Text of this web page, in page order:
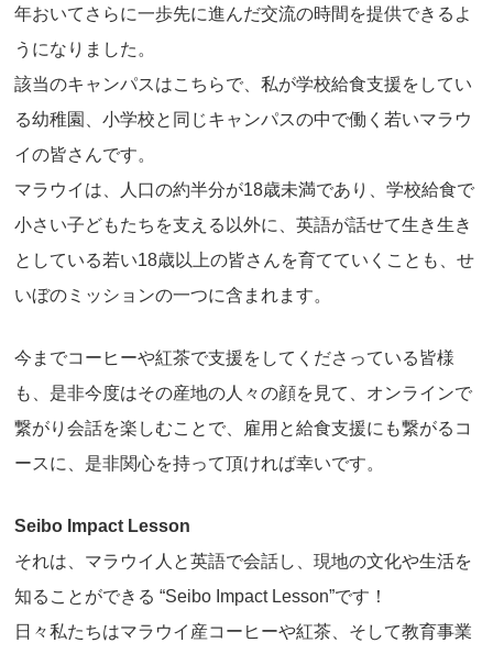
年おいてさらに一歩先に進んだ交流の時間を提供できるよ
うになりました。
該当のキャンパスはこちらで、私が学校給食支援をしてい
る幼稚園、小学校と同じキャンパスの中で働く若いマラウ
イの皆さんです。
マラウイは、人口の約半分が18歳未満であり、学校給食で
小さい子どもたちを支える以外に、英語が話せて生き生き
としている若い18歳以上の皆さんを育てていくことも、せ
いぼのミッションの一つに含まれます。
今までコーヒーや紅茶で支援をしてくださっている皆様
も、是非今度はその産地の人々の顔を見て、オンラインで
繋がり会話を楽しむことで、雇用と給食支援にも繋がるコ
ースに、是非関心を持って頂ければ幸いです。
Seibo Impact Lesson
それは、マラウイ人と英語で会話し、現地の文化や生活を
知ることができる “Seibo Impact Lesson”です！
日々私たちはマラウイ産コーヒーや紅茶、そして教育事業